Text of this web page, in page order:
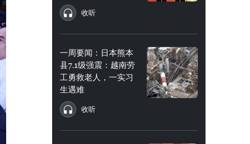
收听
一周要闻：日本熊本
县7.1级强震：越南劳
工勇救老人，一实习
生遇难
收听